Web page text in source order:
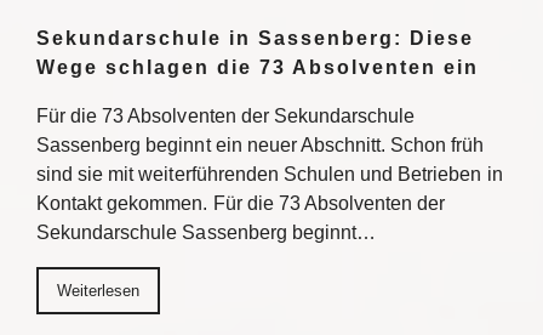
Sekundarschule in Sassenberg: Diese
Wege schlagen die 73 Absolventen ein
Für die 73 Absolventen der Sekundarschule
Sassenberg beginnt ein neuer Abschnitt. Schon früh
sind sie mit weiterführenden Schulen und Betrieben in
Kontakt gekommen. Für die 73 Absolventen der
Sekundarschule Sassenberg beginnt…
Weiterlesen